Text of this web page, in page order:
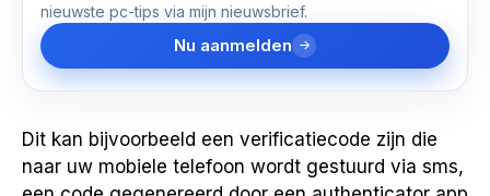
nieuwste pc-tips via mijn nieuwsbrief.
Nu aanmelden
Dit kan bijvoorbeeld een verificatiecode zijn die
naar uw mobiele telefoon wordt gestuurd via sms,